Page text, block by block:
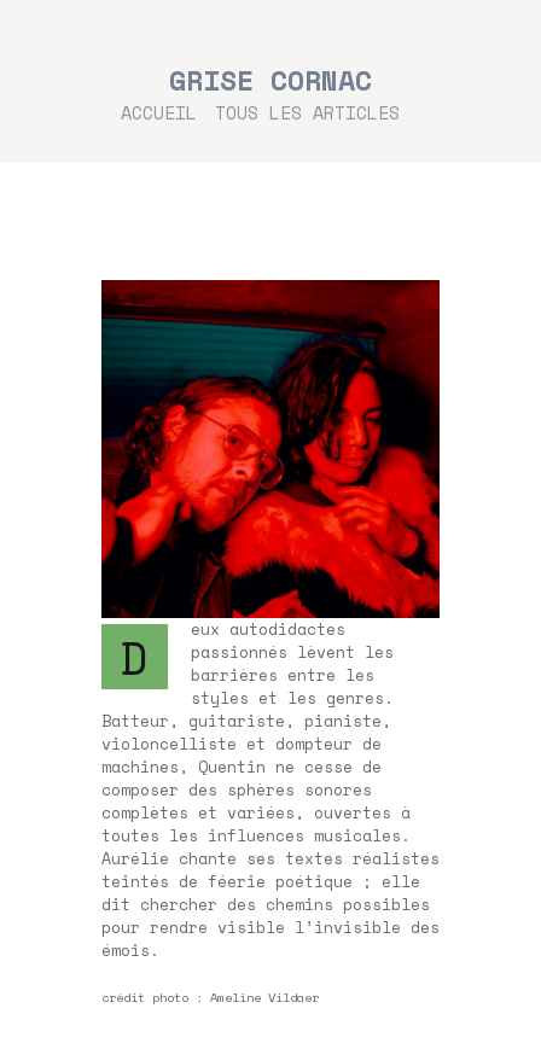
GRISE CORNAC
ACCUEIL TOUS LES ARTICLES
TOUTE L’ACTU
CHANTS SONS
MODE D’EMPLOI
D
eux autodidactes
passionnés lèvent les
barrières entre les
styles et les genres.
Batteur, guitariste, pianiste,
violoncelliste et dompteur de
machines, Quentin ne cesse de
composer des sphères sonores
complètes et variées, ouvertes à
toutes les influences musicales.
Aurélie chante ses textes réalistes
teintés de féerie poétique ; elle
dit chercher des chemins possibles
pour rendre visible l’invisible des
émois.
crédit photo : Ameline Vildaer